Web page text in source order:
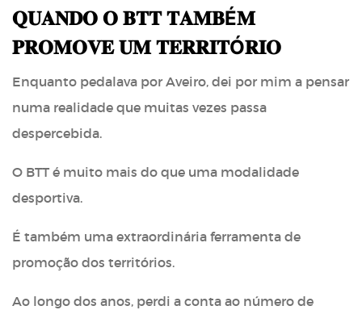
𝐐𝐔𝐀𝐍𝐃𝐎 𝐎 𝐁𝐓𝐓 𝐓𝐀𝐌𝐁É𝐌
𝐏𝐑𝐎𝐌𝐎𝐕𝐄 𝐔𝐌 𝐓𝐄𝐑𝐑𝐈𝐓Ó𝐑𝐈𝐎
Enquanto pedalava por Aveiro, dei por mim a pensar
numa realidade que muitas vezes passa
despercebida.
O BTT é muito mais do que uma modalidade
desportiva.
É também uma extraordinária ferramenta de
promoção dos territórios.
Ao longo dos anos, perdi a conta ao número de